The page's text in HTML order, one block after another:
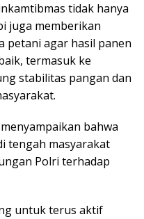
tidak hanya
juga memberikan
petani agar hasil panen
termasuk ke
stabilitas pangan dan
bahwa
tengah masyarakat
Polri terhadap
untuk terus aktif